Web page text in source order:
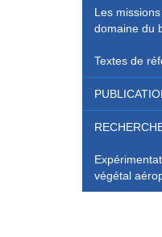
Les
domaine du
Textes de
végétal